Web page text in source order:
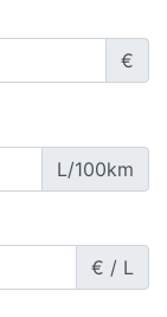
€
L/100km
€ / L